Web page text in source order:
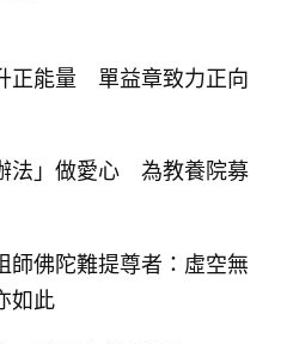
正能量 單益章致力正向
法」做愛心 為教養院募
師佛陀難提尊者：虛空無
如此